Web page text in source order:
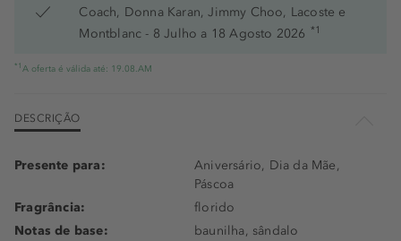
Coach, Donna Karan, Jimmy Choo, Lacoste e
Montblanc - 8 Julho a 18 Agosto 2026 *1
*1 A oferta é válida até: 19.08.AM
DESCRIÇÃO
Presente para:
Aniversário, Dia da Mãe,
Páscoa
Fragrância:
florido
Notas de base:
baunilha, sândalo